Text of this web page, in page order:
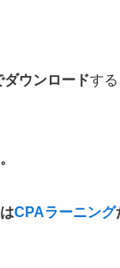
ダウンロードす
CPAラーニング